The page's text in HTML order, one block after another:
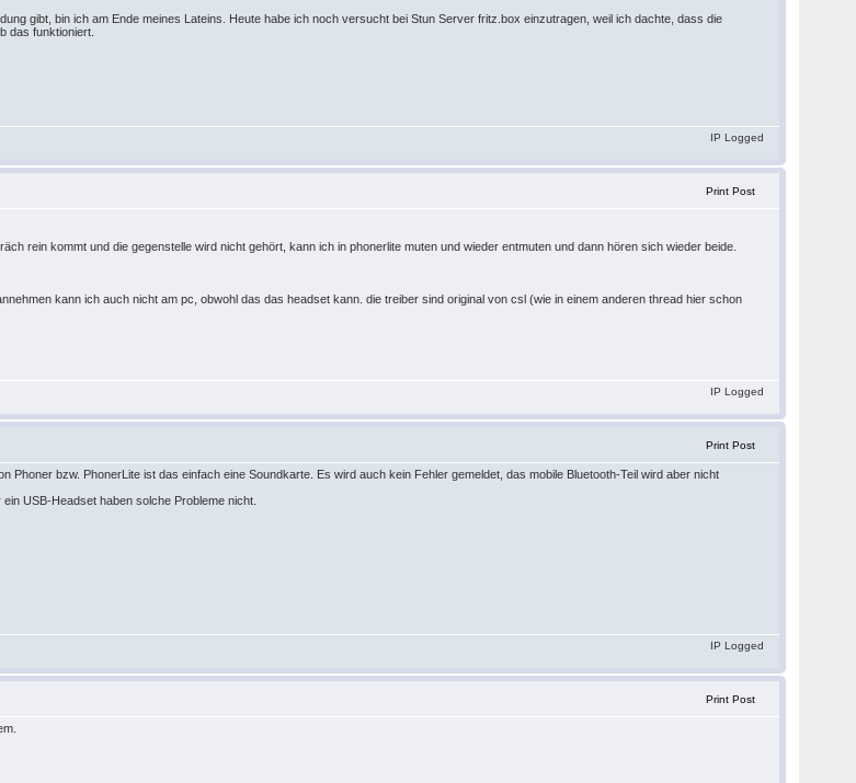
gibt, bin ich am Ende meines Lateins. Heute habe ich noch versucht bei Stun Server fritz.box einzutragen, weil ich dachte, dass die
das funktioniert.
IP Logged
Print Post
rein kommt und die gegenstelle wird nicht gehört, kann ich in phonerlite muten und wieder entmuten und dann hören sich wieder beide.
kann ich auch nicht am pc, obwohl das das headset kann. die treiber sind original von csl (wie in einem anderen thread hier schon
IP Logged
Print Post
Phoner bzw. PhonerLite ist das einfach eine Soundkarte. Es wird auch kein Fehler gemeldet, das mobile Bluetooth-Teil wird aber nicht
USB-Headset haben solche Probleme nicht.
IP Logged
Print Post